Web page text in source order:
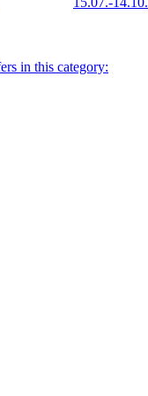
in this category: